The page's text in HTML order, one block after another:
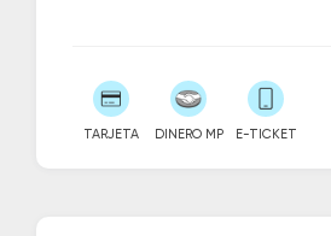
TARJETA DINERO MP E-TICKET